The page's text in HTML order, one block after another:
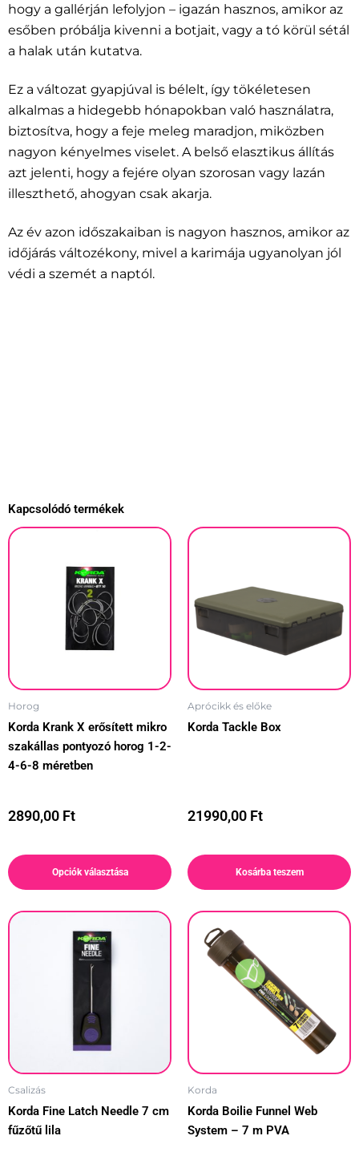
hogy a gallérján lefolyjon – igazán hasznos, amikor az
esőben próbálja kivenni a botjait, vagy a tó körül sétál
a halak után kutatva.
Ez a változat gyapjúval is bélelt, így tökéletesen
alkalmas a hidegebb hónapokban való használatra,
biztosítva, hogy a feje meleg maradjon, miközben
nagyon kényelmes viselet. A belső elasztikus állítás
azt jelenti, hogy a fejére olyan szorosan vagy lazán
illeszthető, ahogyan csak akarja.
Az év azon időszakaiban is nagyon hasznos, amikor az
időjárás változékony, mivel a karimája ugyanolyan jól
védi a szemét a naptól.
Kapcsolódó termékek
Horog
Korda Krank X erősített mikro
szakállas pontyozó horog 1-2-
4-6-8 méretben
2890,00 Ft
Opciók választása
Ennek
a
termékoldalon
választhatók
ki
Aprócikk és előke
Korda Tackle Box
21990,00 Ft
Kosárba teszem
Csalizás
Korda Fine Latch Needle 7 cm
fűzőtű lila
Korda
Korda Boilie Funnel Web
System – 7 m PVA